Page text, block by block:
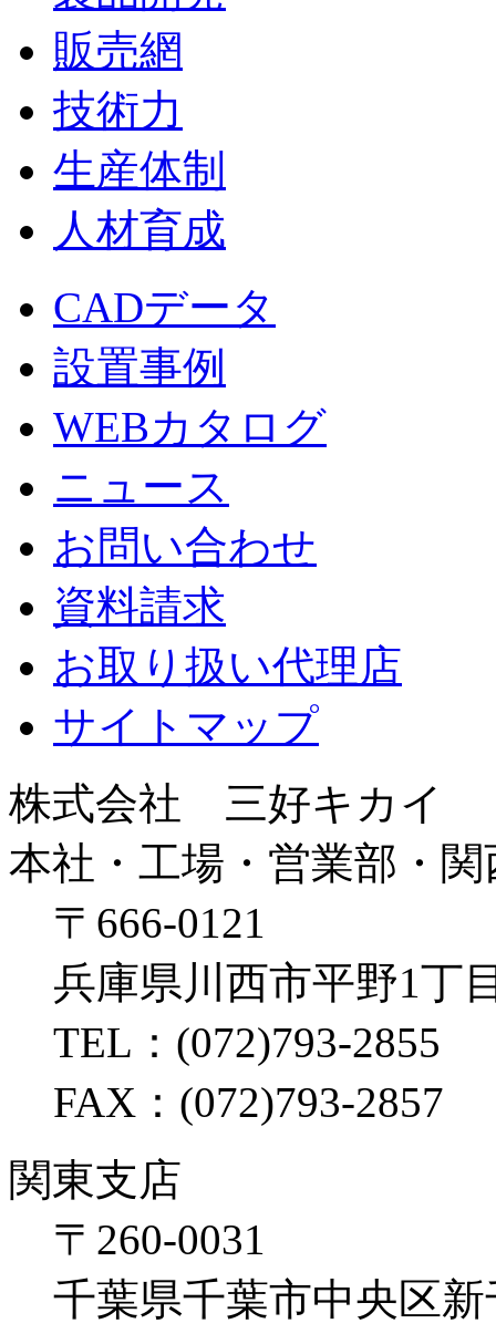
販売網
技術力
生産体制
人材育成
CADデータ
設置事例
WEBカタログ
ニュース
お問い合わせ
資料請求
お取り扱い代理店
サイトマップ
株式会社 三好キカイ
本社・工場・営業部・関
〒666-0121
兵庫県川西市平野1丁
TEL：(072)793-2855
FAX：(072)793-2857
関東支店
〒260-0031
千葉県千葉市中央区